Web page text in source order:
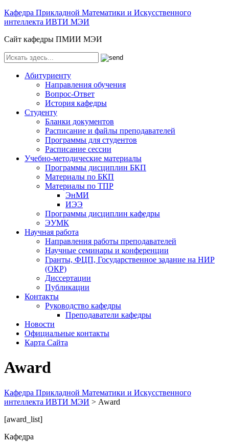
Кафедра Прикладной Математики и Искусственного
интеллекта ИВТИ МЭИ
Сайт кафедры ПМИИ МЭИ
Абитуриенту
Направления обучения
Вопрос-Ответ
История кафедры
Студенту
Бланки документов
Расписание и файлы преподавателей
Программы для студентов
Расписание сессии
Учебно-методические материалы
Программы дисциплин БКП
Материалы по БКП
Материалы по ТПР
ЭнМИ
ИЭЭ
Программы дисциплин кафедры
ЭУМК
Научная работа
Направления работы преподавателей
Научные семинары и конференции
Гранты, ФЦП, Государственное задание на НИР
(ОКР)
Диссертации
Публикации
Контакты
Руководство кафедры
Преподаватели кафедры
Новости
Официальные контакты
Карта Сайта
Award
Кафедра Прикладной Математики и Искусственного
интеллекта ИВТИ МЭИ > Award
[award_list]
Кафедра